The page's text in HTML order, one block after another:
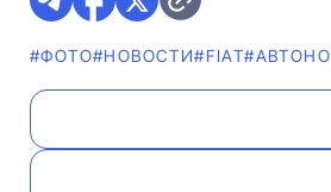
#ФОТО#НОВОСТИ#FIAT